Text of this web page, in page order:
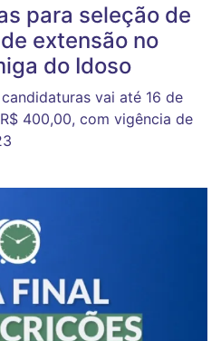
para seleção de
extensão no
do Idoso
vai até 16 de
400,00, com vigência de